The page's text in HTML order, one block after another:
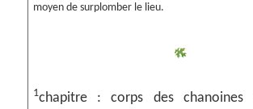
moyen de surplomber le lieu.
1chapitre : corps des chanoines